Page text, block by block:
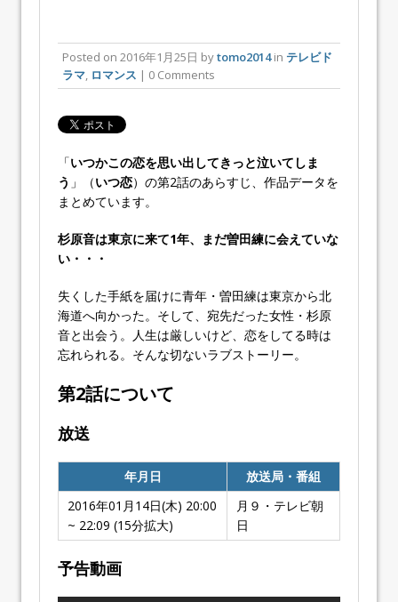
Posted on 2016年1月25日 bytomo2014in テレビド
ラマ, ロマンス | 0 Comments
「いつかこの恋を思い出してきっと泣いてしま
う 」（いつ恋）の第2話のあらすじ、作品データを
まとめています。
杉原音は東京に来て1年、まだ曽田練に会えていな
い・・・
失くした手紙を届けに青年・曽田練は東京から北
海道へ向かった。そして、宛先だった女性・杉原
音と出会う。人生は厳しいけど、恋をしてる時は
忘れられる。そんな切ないラブストーリー。
第2話について
放送
年月日
放送局・番組
2016年01月14日(木) 20:00
~ 22:09 (15分拡大)
月９・テレビ朝
日
予告動画